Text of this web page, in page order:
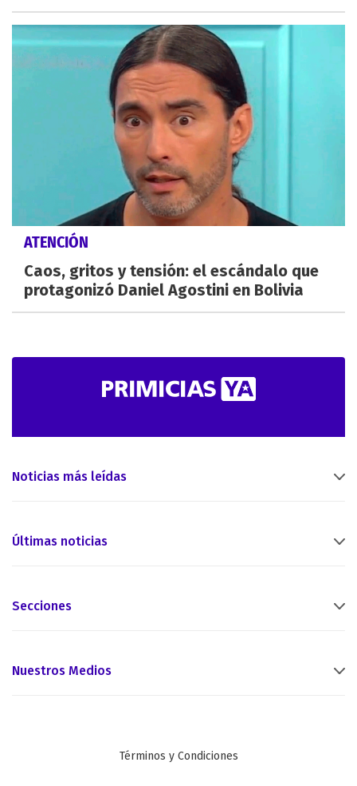
ATENCIÓN
Caos, gritos y tensión: el escándalo que
protagonizó Daniel Agostini en Bolivia
Noticias más leídas
Últimas noticias
Secciones
Nuestros Medios
Términos y Condiciones